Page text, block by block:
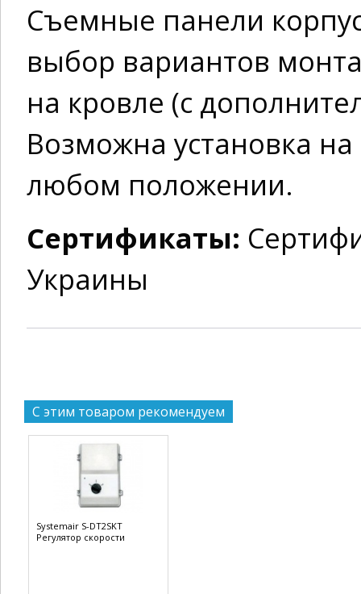
Съемные панели
выбор вариантов
на кровле (с
Возможна установка
любом положении.
Сертификаты:
Украины
С этим товаром рекомендуем
Systemair S-DT2SKT
Регулятор скорости